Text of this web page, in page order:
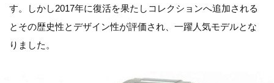
す。しかし2017年に復活を果たしコレクションへ追加される
とその歴史性とデザイン性が評価され、一躍人気モデルとな
りました。